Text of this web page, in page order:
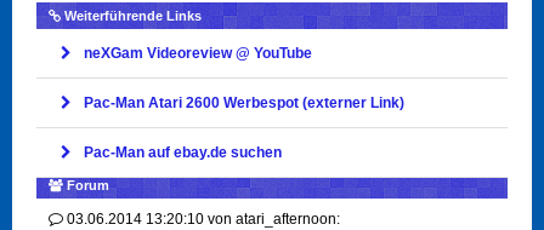
Weiterführende Links
neXGam Videoreview @ YouTube
Pac-Man Atari 2600 Werbespot (externer Link)
Pac-Man auf ebay.de suchen
Forum
03.06.2014 13:20:10 von atari_afternoon: